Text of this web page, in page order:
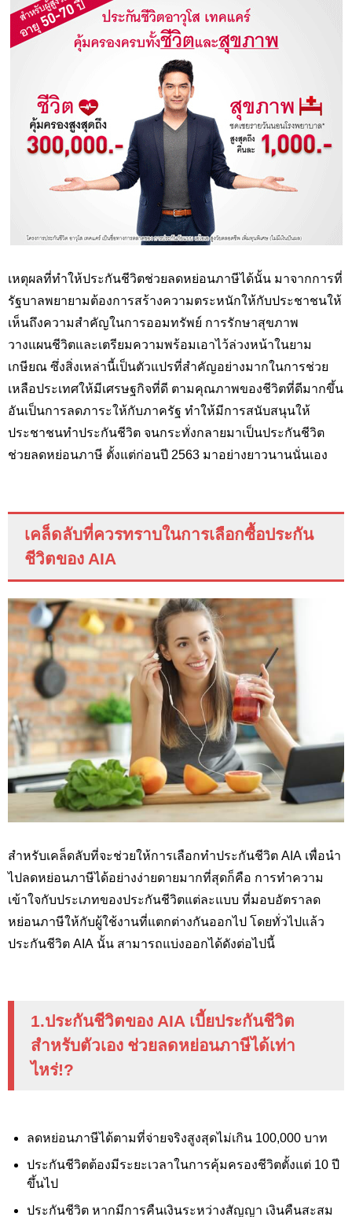
เหตุผลที่ทำให้ประกันชีวิตช่วยลดหย่อนภาษีได้นั้น มาจากการที่
รัฐบาลพยายามต้องการสร้างความตระหนักให้กับประชาชนให้
เห็นถึงความสำคัญในการออมทรัพย์ การรักษาสุขภาพ
วางแผนชีวิตและเตรียมความพร้อมเอาไว้ล่วงหน้าในยาม
เกษียณ ซึ่งสิ่งเหล่านี้เป็นตัวแปรที่สำคัญอย่างมากในการช่วย
เหลือประเทศให้มีเศรษฐกิจที่ดี ตามคุณภาพของชีวิตที่ดีมากขึ้น
อันเป็นการลดภาระให้กับภาครัฐ ทำให้มีการสนับสนุนให้
ประชาชนทำประกันชีวิต จนกระทั่งกลายมาเป็นประกันชีวิต
ช่วยลดหย่อนภาษี ตั้งแต่ก่อนปี 2563 มาอย่างยาวนานนั่นเอง
เคล็ดลับที่ควรทราบในการเลือกซื้อประกัน
ชีวิตของ AIA
สำหรับเคล็ดลับที่จะช่วยให้การเลือกทำประกันชีวิต AIA เพื่อนำ
ไปลดหย่อนภาษีได้อย่างง่ายดายมากที่สุดก็คือ การทำความ
เข้าใจกับประเภทของประกันชีวิตแต่ละแบบ ที่มอบอัตราลด
หย่อนภาษีให้กับผู้ใช้งานที่แตกต่างกันออกไป โดยทั่วไปแล้ว
ประกันชีวิต AIA นั้น สามารถแบ่งออกได้ดังต่อไปนี้
1.ประกันชีวิตของ AIA เบี้ยประกันชีวิต
สำหรับตัวเอง ช่วยลดหย่อนภาษีได้เท่า
ไหร่!?
ลดหย่อนภาษีได้ตามที่จ่ายจริงสูงสุดไม่เกิน 100,000 บาท
ประกันชีวิตต้องมีระยะเวลาในการคุ้มครองชีวิตตั้งแต่ 10 ปี
ขึ้นไป
ประกันชีวิต หากมีการคืนเงินระหว่างสัญญา เงินคืนสะสม